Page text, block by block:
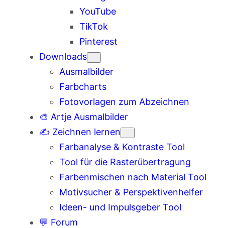
YouTube
TikTok
Pinterest
Downloads
Ausmalbilder
Farbcharts
Fotovorlagen zum Abzeichnen
🎨 Artje Ausmalbilder
✍️ Zeichnen lernen
Farbanalyse & Kontraste Tool
Tool für die Rasterübertragung
Farbenmischen nach Material Tool
Motivsucher & Perspektivenhelfer
Ideen- und Impulsgeber Tool
💬 Forum